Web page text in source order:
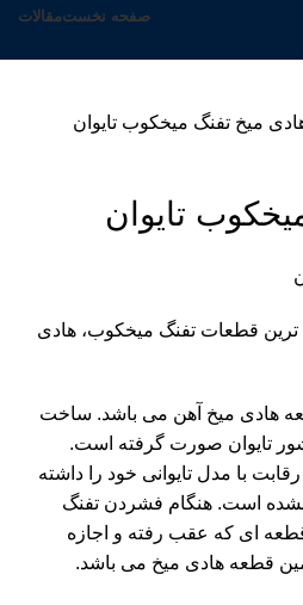
صفحه نخستمقالات
میخ تفنگ میخکوب تایوان
تایوان
قطعات تفنگ میخکوب، هادی
هادی میخ آهن می باشد. ساخت
تایوان صورت گرفته است.
با مدل تایوانی خود را داشته
است. هنگام فشردن تفنگ
ای که عقب رفته و اجازه
قطعه هادی میخ می باشد.